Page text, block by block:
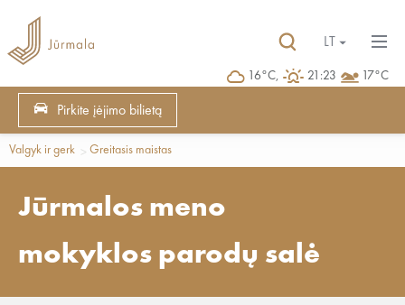
16°C, 21:23 17°C
LT
Pirkite įėjimo bilietą
Valgyk ir gerk Greitasis maistas
Jūrmalos meno
mokyklos parodų salė